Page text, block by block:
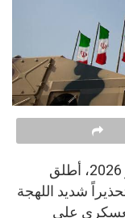
طهران – المنشر الاخباري، 20 مايو/أيار 2026، أطلق
شديد اللهجة
على